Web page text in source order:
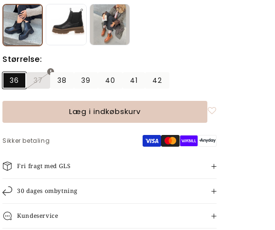
Størrelse:
36 37
Varianten
udsolgt
utilgængelig
38 39 40 41 42
Læg i indkøbskurv
Sikker betaling
Fri fragt med GLS
30 dages ombytning
Kundeservice